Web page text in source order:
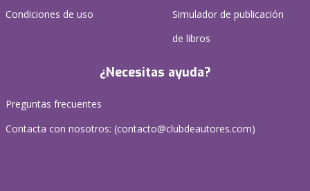
Condiciones de uso
Simulador de publicación
de libros
¿Necesitas ayuda?
Preguntas frecuentes
Contacta con nosotros: (contacto@clubdeautores.com)